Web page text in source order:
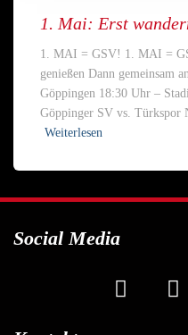
1. Mai: Erst
1. MAI = GSV! 1. MAI =
genießen Dann gemeinsam
Göppingen 18:30 Uhr –
Göppinger SV vs. Türkspor
Weiterlesen
Social Media